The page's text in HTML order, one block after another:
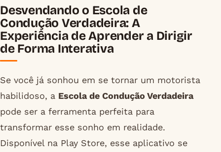
Desvendando o Escola de
Condução Verdadeira: A
Experiência de Aprender a Dirigir
de Forma Interativa
Se você já sonhou em se tornar um motorista
habilidoso, a Escola de Condução Verdadeira
pode ser a ferramenta perfeita para
transformar esse sonho em realidade.
Disponível na Play Store, esse aplicativo se